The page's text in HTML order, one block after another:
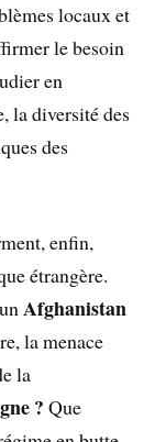
locaux et
le besoin
en
la diversité des
des
enfin,
étrangère.
Afghanistan
la menace
la
? Que